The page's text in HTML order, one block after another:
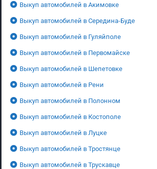
Выкуп автомобилей в Акимовке
Выкуп автомобилей в Середина-Буде
Выкуп автомобилей в Гуляйполе
Выкуп автомобилей в Первомайске
Выкуп автомобилей в Шепетовке
Выкуп автомобилей в Рени
Выкуп автомобилей в Полонном
Выкуп автомобилей в Костополе
Выкуп автомобилей в Луцке
Выкуп автомобилей в Тростянце
Выкуп автомобилей в Трускавце